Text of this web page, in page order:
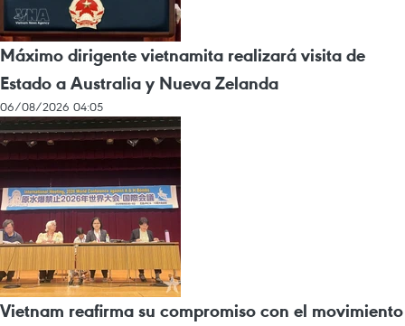
Máximo dirigente vietnamita realizará visita de
Estado a Australia y Nueva Zelanda
06/08/2026 04:05
Vietnam reafirma su compromiso con el movimiento